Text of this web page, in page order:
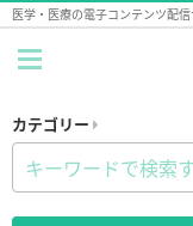
医学・医療の電子コンテンツ配
カテゴリー